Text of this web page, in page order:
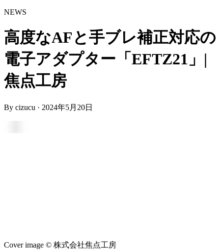
NEWS
高度なAFと手ブレ補正対応の
電子アダプター「EFTZ21」|
焦点工房
By cizucu · 2024年5月20日
Cover image © 株式会社焦点工房